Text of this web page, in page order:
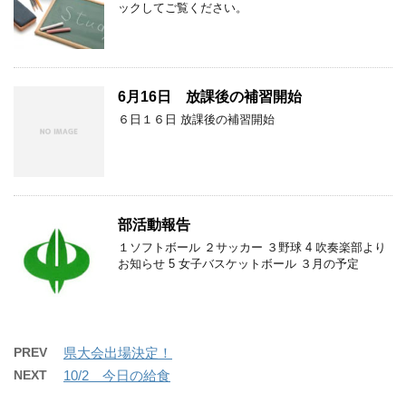
ックしてご覧ください。
6月16日 放課後の補習開始
６日１６日 放課後の補習開始
部活動報告
１ソフトボール ２サッカー ３野球 4 吹奏楽部より
お知らせ 5 女子バスケットボール ３月の予定
PREV 県大会出場決定！
NEXT 10/2 今日の給食